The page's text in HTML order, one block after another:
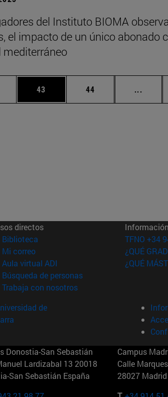
del Instituto BIOMA
el impacto de un único abonado
mediterráneo
Use TAB para desplazarse.
Página
43 Página
44 ...
directos
Biblioteca (abre en nueva ventana)
Mi correo(abre en nueva ventana)
Aula virtual ADI (abre en nueva ventana)
Búsqueda de personas(abre en nueva ventana)
Trabaja con nosotros(abre en nueva ventana)
Información
TFNO +34
¿QUÉ
¿QUÉ
de
Donostia-San Sebastián
Lardizabal 13 20018
San Sebastián España
Campus
Calle
28027